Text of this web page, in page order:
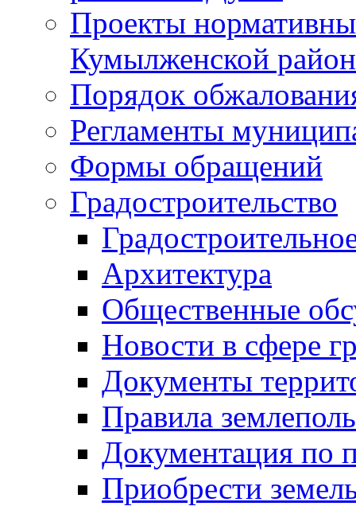
Проекты
Кумылженской
Порядок
Регламенты
Формы обращений
Градостроительство
Архитектура
Общественные
Новости в сфере
Документы
Правила
Документация по
Приобрести